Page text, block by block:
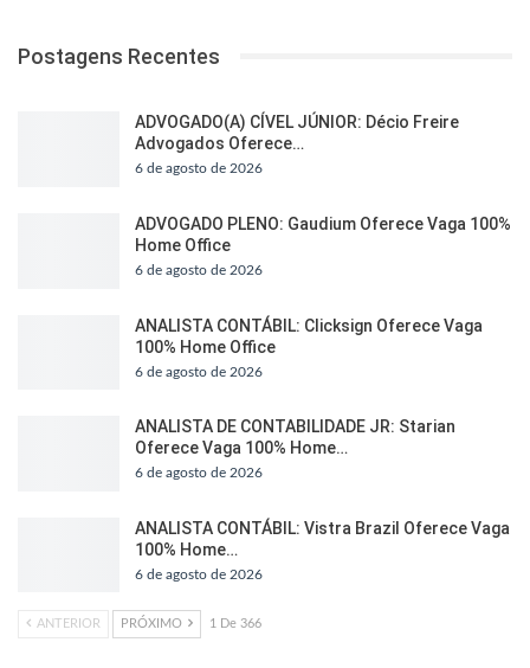
Postagens Recentes
ADVOGADO(A) CÍVEL JÚNIOR: Décio Freire
Advogados Oferece…
6 de agosto de 2026
ADVOGADO PLENO: Gaudium Oferece Vaga 100%
Home Office
6 de agosto de 2026
ANALISTA CONTÁBIL: Clicksign Oferece Vaga
100% Home Office
6 de agosto de 2026
ANALISTA DE CONTABILIDADE JR: Starian
Oferece Vaga 100% Home…
6 de agosto de 2026
ANALISTA CONTÁBIL: Vistra Brazil Oferece Vaga
100% Home…
6 de agosto de 2026
ANTERIOR PRÓXIMO 1 De 366